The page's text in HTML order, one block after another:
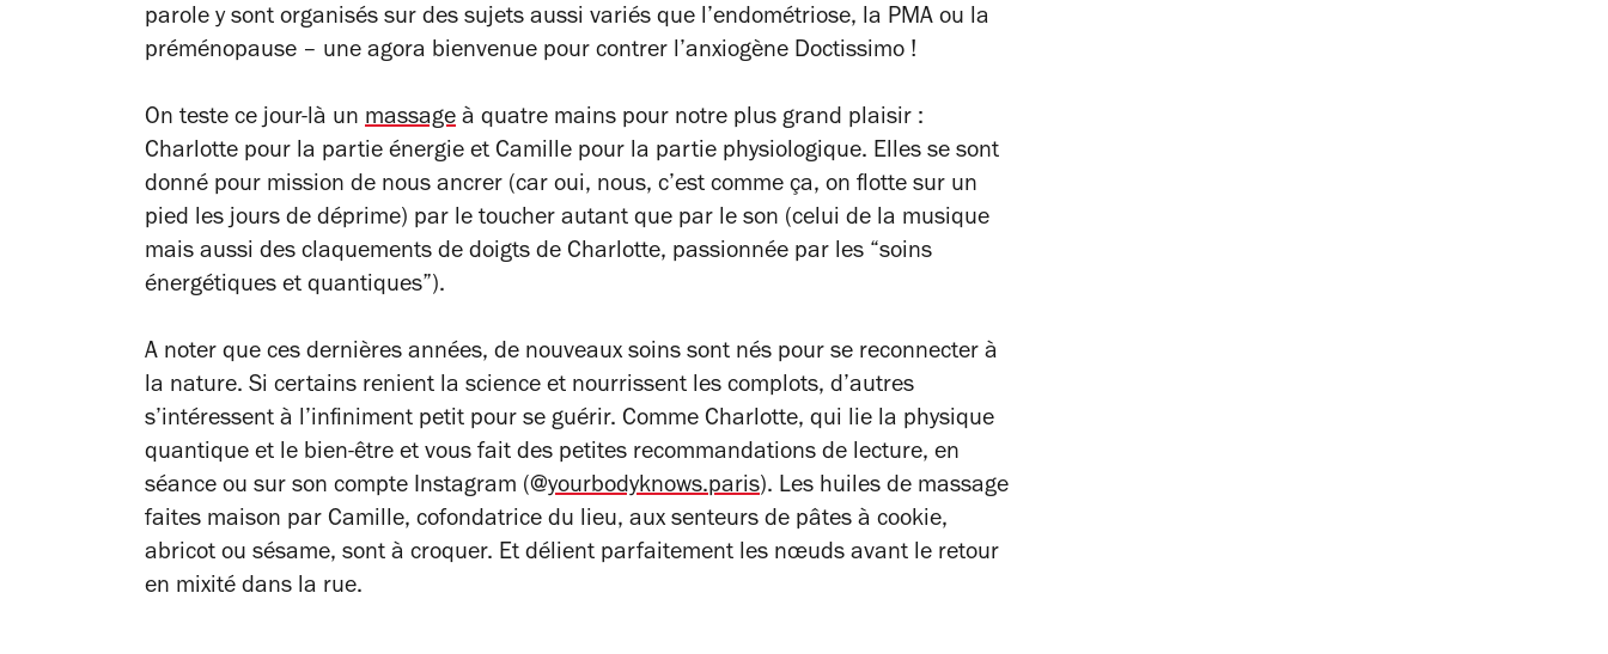
parole y sont organisés sur des sujets aussi variés que l’endométriose, la PMA ou la
préménopause – une agora bienvenue pour contrer l’anxiogène Doctissimo !
On teste ce jour-là un massage à quatre mains pour notre plus grand plaisir :
Charlotte pour la partie énergie et Camille pour la partie physiologique. Elles se sont
donné pour mission de nous ancrer (car oui, nous, c’est comme ça, on flotte sur un
pied les jours de déprime) par le toucher autant que par le son (celui de la musique
mais aussi des claquements de doigts de Charlotte, passionnée par les “soins
énergétiques et quantiques”).
A noter que ces dernières années, de nouveaux soins sont nés pour se reconnecter à
la nature. Si certains renient la science et nourrissent les complots, d’autres
s’intéressent à l’infiniment petit pour se guérir. Comme Charlotte, qui lie la physique
quantique et le bien-être et vous fait des petites recommandations de lecture, en
séance ou sur son compte Instagram (@yourbodyknows.paris). Les huiles de massage
faites maison par Camille, cofondatrice du lieu, aux senteurs de pâtes à cookie,
abricot ou sésame, sont à croquer. Et délient parfaitement les nœuds avant le retour
en mixité dans la rue.